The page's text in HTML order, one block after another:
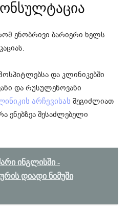
ენობრივი ბარიერი ხელს
და კლინიკებში
და რუსულენოვანი
არჩევისას შეგიძლიათ
ენებზეა შესაძლებელი
ინგლისში -
დიადი ნიმუში